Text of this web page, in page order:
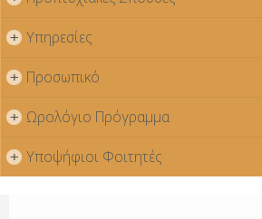
+ Υπηρεσίες
+ Προσωπικό
+ Ωρολόγιο Πρόγραμμα
+ Υποψήφιοι Φοιτητές